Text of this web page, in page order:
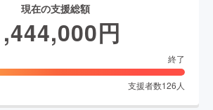
現在の支援総額
円
終了
支援者数126 人